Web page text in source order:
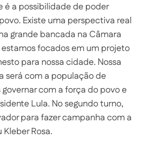
é a possibilidade de poder
Existe uma perspectiva real
grande bancada na Câmara
focados em um projeto
para nossa cidade. Nossa
será com a população de
governar com a força do povo e
Lula. No segundo turno,
para fazer campanha com a
Rosa.